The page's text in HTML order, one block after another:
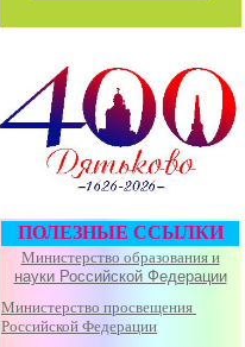
ПОЛЕЗНЫЕ ССЫЛКИ
Министерство образования и
науки Российской Федерации
Министерство просвещения
Российской Федерации